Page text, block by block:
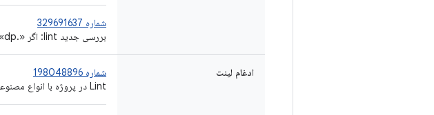
شماره 329691637
بررسی جدید lint: اگر «.dp» روی مقداری که با «@Px» حاشیه نویسی شده فراخوانی شود هشدار دهید
ادغام لینت
شماره 198048896
Lint در پروژه با انواع مصنوعات سفارشی خراب می شود